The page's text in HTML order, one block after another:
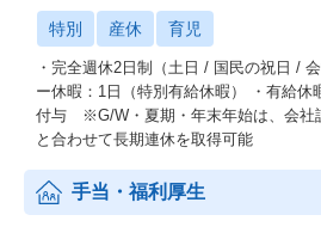
特別 産休 育児
・完全週休2日制（土日 / 国民の祝日 /
ー休暇：1日（特別有給休暇） ・有給休
付与 ※G/W・夏期・年末年始は、会社
と合わせて長期連休を取得可能
手当・福利厚生